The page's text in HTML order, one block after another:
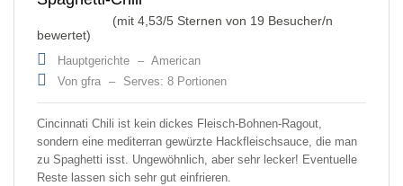
(mit 4,53/5 Sternen von 19 Besucher/n
bewertet)
Hauptgerichte – American
Von gfra – Serves: 8 Portionen
Cincinnati Chili ist kein dickes Fleisch-Bohnen-Ragout,
sondern eine mediterran gewürzte Hackfleischsauce, die man
zu Spaghetti isst. Ungewöhnlich, aber sehr lecker! Eventuelle
Reste lassen sich sehr gut einfrieren.